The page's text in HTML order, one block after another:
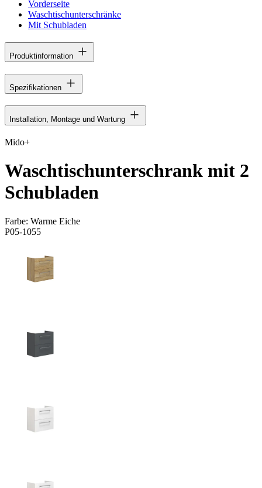
Vorderseite
Waschtischunterschränke
Mit Schubladen
Produktinformation
Spezifikationen
Installation, Montage und Wartung
Mido+
Waschtischunterschrank mit 2
Schubladen
Farbe: Warme Eiche
P05-1055